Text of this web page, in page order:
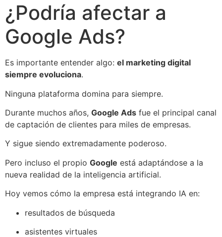
¿Podría afectar a
Google Ads?
Es importante entender algo: el marketing digital
siempre evoluciona.
Ninguna plataforma domina para siempre.
Durante muchos años, Google Ads fue el principal canal
de captación de clientes para miles de empresas.
Y sigue siendo extremadamente poderoso.
Pero incluso el propio Google está adaptándose a la
nueva realidad de la inteligencia artificial.
Hoy vemos cómo la empresa está integrando IA en:
resultados de búsqueda
asistentes virtuales